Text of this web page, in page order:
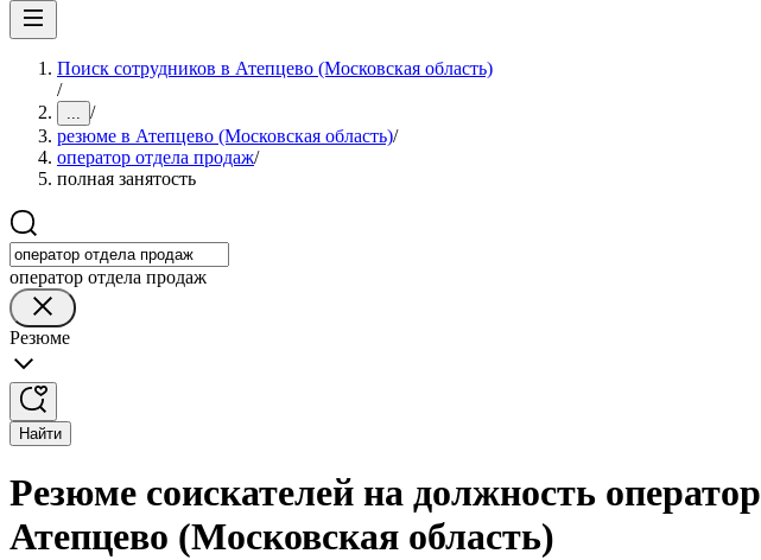
Поиск сотрудников в Атепцево (Московская область)
/
... /
резюме в Атепцево (Московская область)/
оператор отдела продаж/
полная занятость
оператор отдела продаж
Резюме
Найти
Резюме соискателей на должность
Атепцево (Московская область)